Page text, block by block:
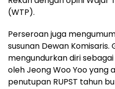
(WTP).
Perseroan juga
susunan Dewan Komisaris.
mengundurkan diri
oleh Jeong Woo Yoo yang
penutupan RUPST tahun